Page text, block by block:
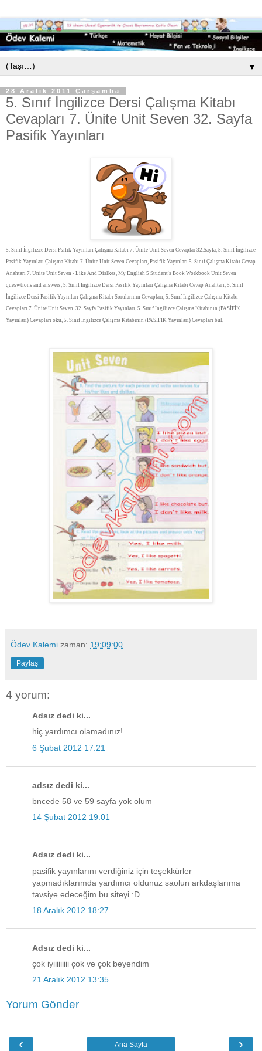
▼
28 Aralık 2011 Çarşamba
5. Sınıf İngilizce Dersi Çalışma Kitabı
Cevapları 7. Ünite Unit Seven 32. Sayfa
Pasifik Yayınları
5. Sınıf İngilizce Dersi Psifik Yayınları Çalışma Kitabı 7. Ünite Unit Seven Cevaplar 32.Sayfa, 5. Sınıf İngilizce
Pasifik Yayınları Çalışma Kitabı 7. Ünite Unit Seven Cevapları, Pasifik Yayınları 5. Sınıf Çalışma Kitabı Cevap
Anahtarı 7. Ünite Unit Seven - Like And Dislkes, My English 5 Student's Book Workbook Unit Seven
queswtions and answers, 5. Sınıf İngilizce Dersi Pasifik Yayınları Çalışma Kitabı Cevap Anahtarı, 5. Sınıf
İngilizce Dersi Pasifik Yayınları Çalışma Kitabı Sorularının Cevapları, 5. Sınıf İngilizce Çalışma Kitabı
Cevapları 7. Ünite Unit Seven 32. Sayfa Pasifik Yayınları, 5. Sınıf İngilizce Çalışma Kitabının (PASİFİK
Yayınları) Cevapları oku, 5. Sınıf İngilizce Çalışma Kitabının (PASİFİK Yayınları) Cevapları bul,
Ödev Kalemi zaman: 19:09:00
Paylaş
4 yorum:
Adsız dedi ki...
hiç yardımcı olamadınız!
6 Şubat 2012 17:21
adsız dedi ki...
bncede 58 ve 59 sayfa yok olum
14 Şubat 2012 19:01
Adsız dedi ki...
pasifik yayınlarını verdiğiniz için teşekkürler
yapmadıklarımda yardımcı oldunuz saolun arkdaşlarıma
tavsiye edeceğim bu siteyi :D
18 Aralık 2012 18:27
Adsız dedi ki...
çok iyiiiiiiiii çok ve çok beyendim
21 Aralık 2012 13:35
Yorum Gönder
‹ ›
Ana Sayfa